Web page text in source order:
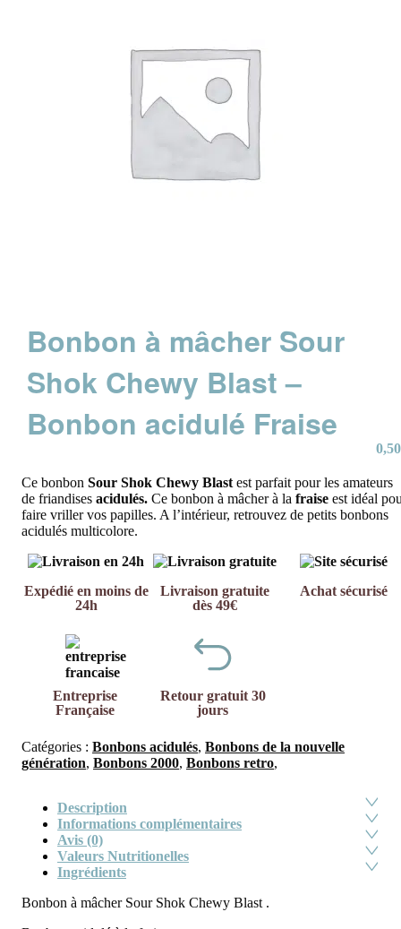
Bonbon à mâcher Sour
Shok Chewy Blast –
Bonbon acidulé Fraise
0,50
Ce bonbon Sour Shok Chewy Blast est parfait pour les amateurs
de friandises acidulés. Ce bonbon à mâcher à la fraise est idéal
faire vriller vos papilles. A l’intérieur, retrouvez de petits bonbons
acidulés multicolore.
Expédié en moins de
24h
Livraison gratuite
dès 49€
Achat sécurisé
Entreprise
Française
Retour gratuit 30
jours
Catégories : Bonbons acidulés, Bonbons de la nouvelle
génération, Bonbons 2000, Bonbons retro,
Description
Informations complémentaires
Avis (0)
Valeurs Nutritionelles
Ingrédients
Bonbon à mâcher Sour Shok Chewy Blast .